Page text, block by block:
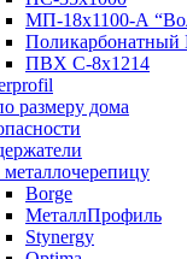
МП-18х1100-А
ПВХ С-8х1214
размеру дома
Borge
МеталлПрофиль
Stynergy